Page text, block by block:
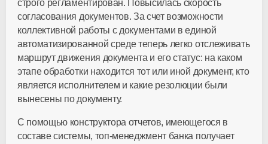
строго регламентирован. Повысилась скорость
согласования документов. За счет возможности
коллективной работы с документами в единой
автоматизированной среде теперь легко отслеживать
маршрут движения документа и его статус: на каком
этапе обработки находится тот или иной документ, кто
является исполнителем и какие резолюции были
вынесены по документу.
С помощью конструктора отчетов, имеющегося в
составе системы, топ-менеджмент банка получает